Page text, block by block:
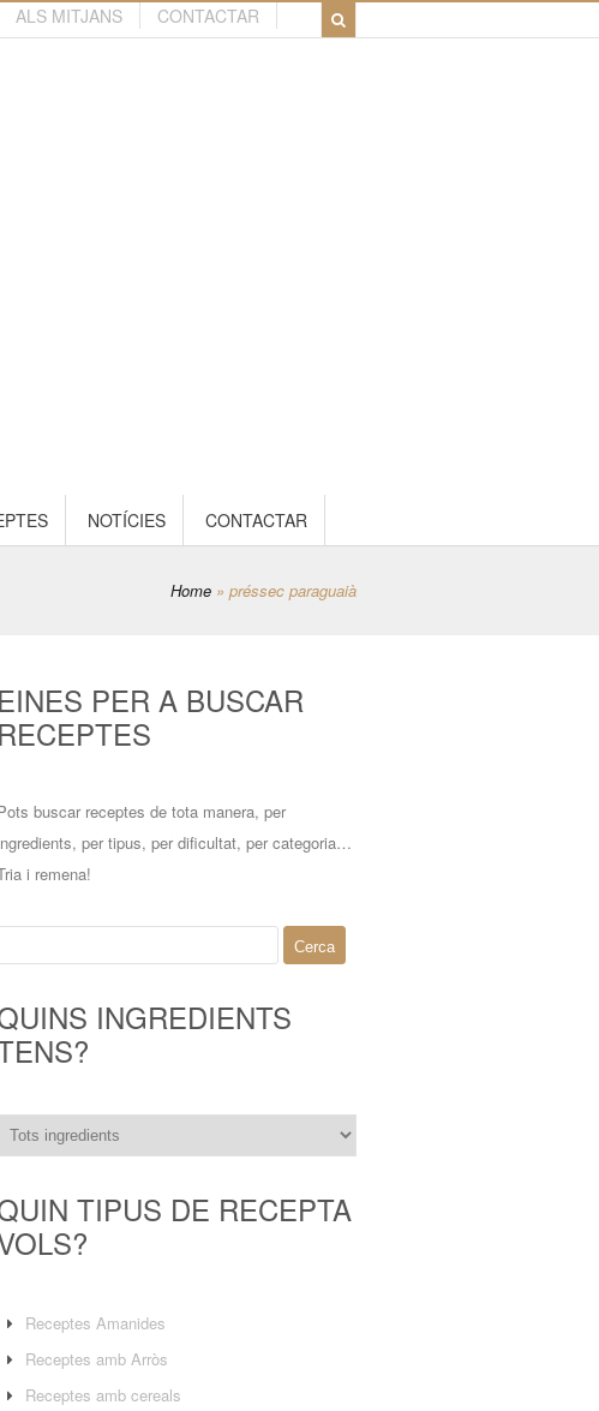
ALS MITJANS CONTACTAR
NOTÍCIES CONTACTAR
Home » préssec paraguaià
EINES PER A BUSCAR
RECEPTES
buscar receptes de tota manera, per
per tipus, per dificultat, per categoria…
i remena!
INGREDIENTS
TIPUS DE RECEPTA
Receptes Amanides
Receptes amb Arròs
Receptes amb cereals